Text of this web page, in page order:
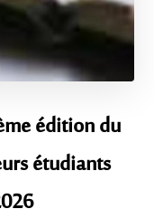
édition du
étudiants